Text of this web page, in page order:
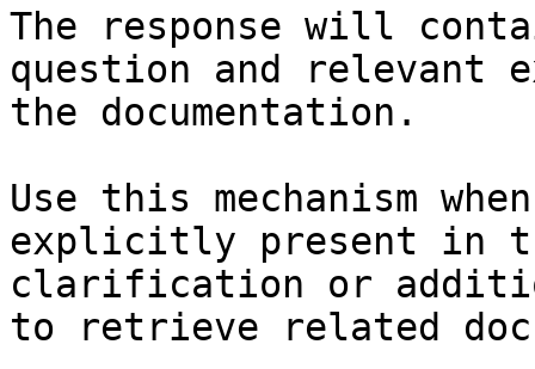
The response will
question and relevant
the documentation.
Use this mechanism
explicitly present in
clarification or